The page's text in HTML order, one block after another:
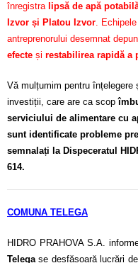
înregistra lipsă de apă
Izvor și Platou Izvor. Echipele
antreprenorului desemnat
efecte și restabilirea rapidă a
Vă mulțumim pentru înțelegere
investiții, care are ca scop
serviciului de alimentare cu
sunt identificate probleme
semnalați la Dispeceratul
614.
COMUNA TELEGA
HIDRO PRAHOVA S.A.
Telega se desfășoară lucrări